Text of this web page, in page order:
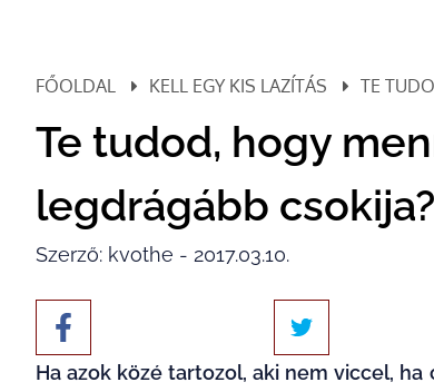
FŐOLDAL KELL EGY KIS LAZÍTÁS TE
Te tudod, hogy
legdrágább csokija?
Szerző: kvothe - 2017.03.10.
Ha azok közé tartozol, aki nem viccel,